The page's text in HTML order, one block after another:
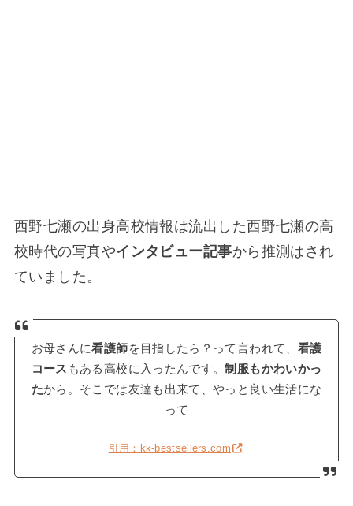
西野七瀬の出身高校情報は流出した西野七瀬の高
校時代の写真やインタビュー記事から推測はされ
ていました。
お母さんに看護師を目指したら？って言われて、 看護
コース もある高校に入ったんです。制服もかわいかっ
たから。そこでは友達も出来て、やっと良い生活にな
って
引用：kk-bestsellers.com